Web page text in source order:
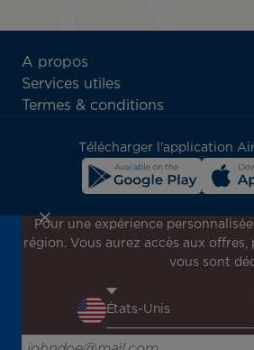
ATN:
Footer
menu
A propos
Services utiles
Termes & conditions
Télécharger l'application
Inscrivez-vous à notre newsletter !
Recevez en avant-première toutes
l'inspiration pour votre prochain
Saisissez votre adresse e-mail ici
Pour une expérience
région. Vous aurez accès aux
vous sont